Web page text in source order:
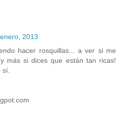
2013
hacer rosquillas... a ver si me
más si dices que están tan ricas!